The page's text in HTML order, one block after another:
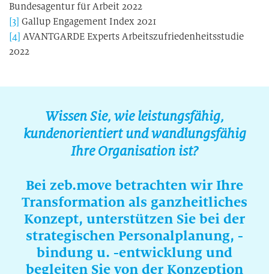
Bundesagentur für Arbeit 2022
[3] Gallup Engagement Index 2021
[4] AVANTGARDE Experts Arbeitszufriedenheitsstudie
2022
Wissen Sie, wie leistungsfähig,
kundenorientiert und wandlungsfähig
Ihre Organisation ist?
Bei zeb.move betrachten wir Ihre
Transformation als ganzheitliches
Konzept, unterstützen Sie bei der
strategischen Personalplanung, -
bindung u. -entwicklung und
begleiten Sie von der Konzeption